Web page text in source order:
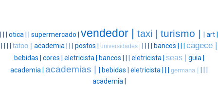
otica | supermercado | vendedor | taxi | turismo |
art |
tatoo | academia | postos | universidades | bancos | cagece |
bebidas | cores | eletricista | bancos | eletricista | seas | guia |
academia | academias | bebidas | eletricista | germana |
academia |